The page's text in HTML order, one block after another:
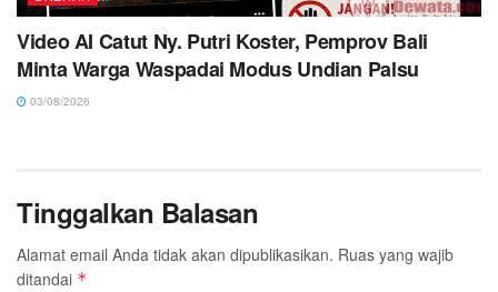
Video AI Catut Ny. Putri Koster, Pemprov Bali
Minta Warga Waspadai Modus Undian Palsu
03/08/2026
Tinggalkan Balasan
Alamat email Anda tidak akan dipublikasikan. Ruas yang wajib
ditandai *